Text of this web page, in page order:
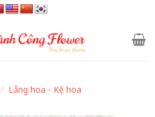
/ Lẵng hoa - Kệ hoa